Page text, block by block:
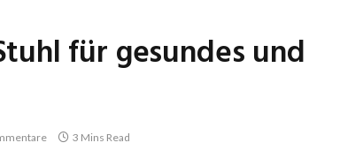
für gesundes und
3 Mins Read